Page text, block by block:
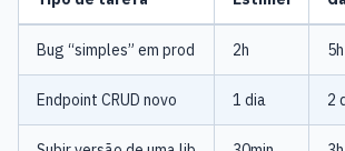
Bug “simples” em prod 2h 5h
Endpoint CRUD novo 1 dia 2